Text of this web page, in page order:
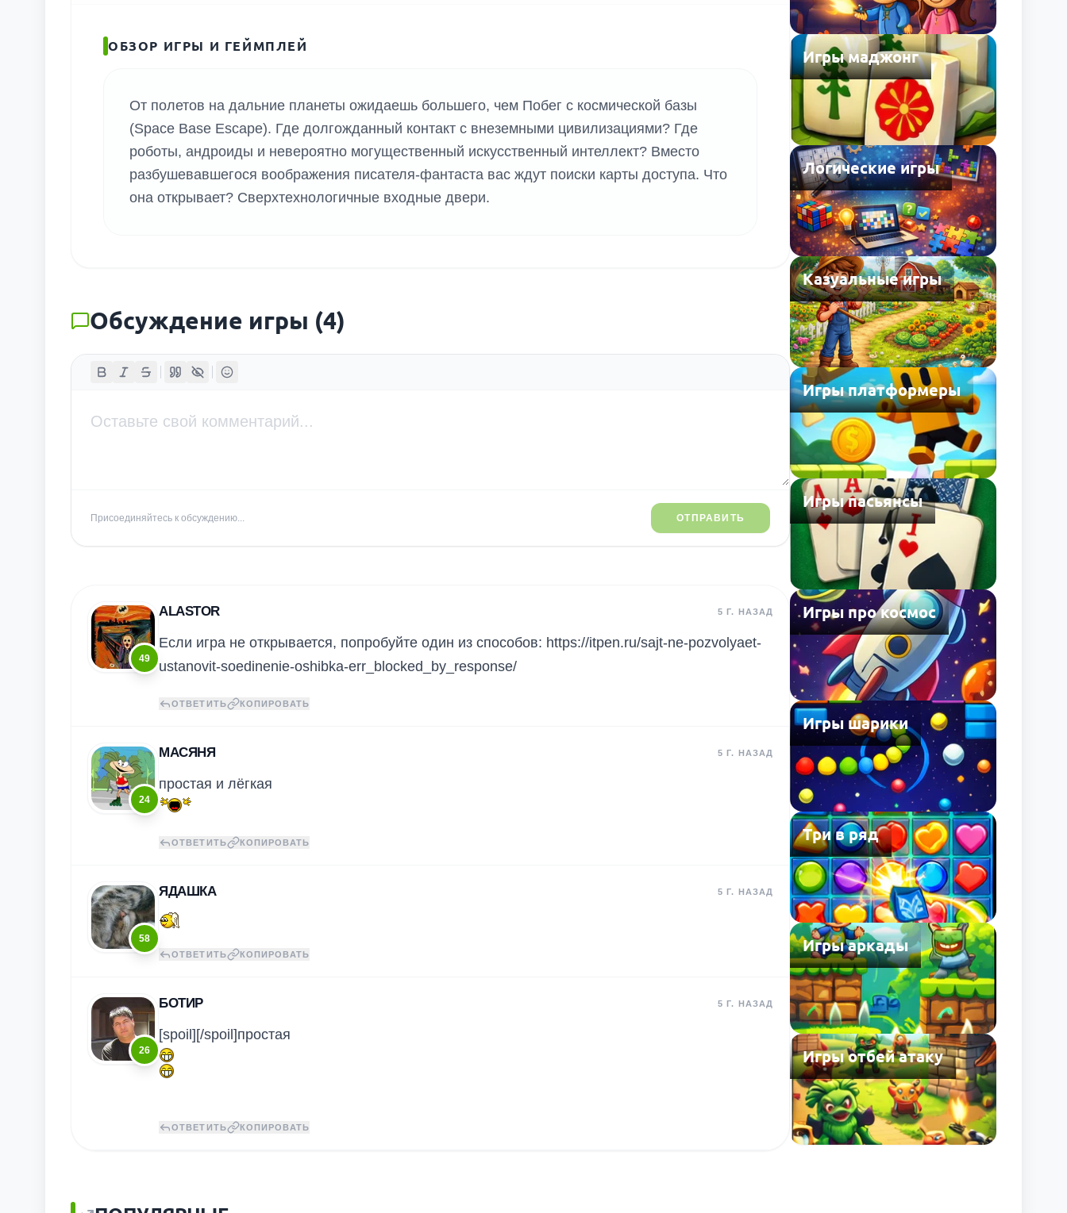
ОБЗОР ИГРЫ И ГЕЙМПЛЕЙ
От полетов на дальние планеты ожидаешь большего, чем Побег с космической базы
(Space Base Escape). Где долгожданный контакт с внеземными цивилизациями? Где
роботы, андроиды и невероятно могущественный искусственный интеллект? Вместо
разбушевавшегося воображения писателя-фантаста вас ждут поиски карты доступа. Что
она открывает? Сверхтехнологичные входные двери.
Обсуждение игры (4)
Присоединяйтесь к обсуждению... ОТПРАВИТЬ
49
ALASTOR 5 Г. НАЗАД
Если игра не открывается, попробуйте один из способов: https://itpen.ru/sajt-ne-pozvolyaet-
ustanovit-soedinenie-oshibka-err_blocked_by_response/
ОТВЕТИТЬ КОПИРОВАТЬ
24
MАСЯНЯ 5 Г. НАЗАД
простая и лёгкая
ОТВЕТИТЬ КОПИРОВАТЬ
58
ЯДАШКА 5 Г. НАЗАД
ОТВЕТИТЬ КОПИРОВАТЬ
26
БОТИР 5 Г. НАЗАД
[spoil][/spoil]простая
ОТВЕТИТЬ КОПИРОВАТЬ
Игры маджонг
Логические игры
Казуальные игры
Игры платформеры
Игры пасьянсы
Игры про космос
Игры шарики
Три в ряд
Игры аркады
Игры отбей атаку